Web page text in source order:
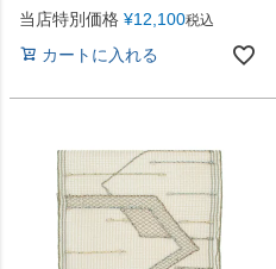
当店特別価格 ¥12,100税込
カートに入れる